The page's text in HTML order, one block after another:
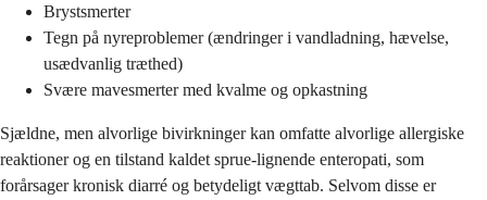
Brystsmerter
Tegn på nyreproblemer (ændringer i vandladning, hævelse,
usædvanlig træthed)
Svære mavesmerter med kvalme og opkastning
Sjældne, men alvorlige bivirkninger kan omfatte alvorlige allergiske
reaktioner og en tilstand kaldet sprue-lignende enteropati, som
forårsager kronisk diarré og betydeligt vægttab. Selvom disse er